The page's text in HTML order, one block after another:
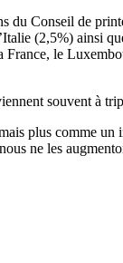
du Conseil de
(2,5%) ainsi
le
souvent à
plus comme un
ne les